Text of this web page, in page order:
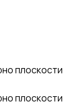
плоскости
плоскости